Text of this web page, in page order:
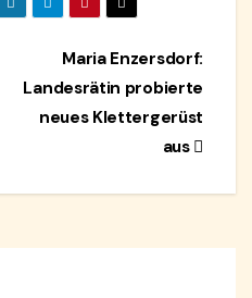
Maria Enzersdorf:
Landesrätin probierte
neues Klettergerüst
aus